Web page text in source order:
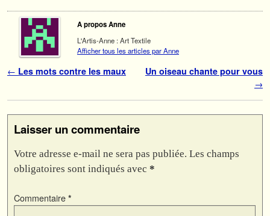
A propos Anne
L'Artis-Anne : Art Textile
Afficher tous les articles par Anne
Navigation des articles
← Les mots contre les maux
Un oiseau chante pour vous
→
Laisser un commentaire
Votre adresse e-mail ne sera pas publiée. Les champs
obligatoires sont indiqués avec *
Commentaire *